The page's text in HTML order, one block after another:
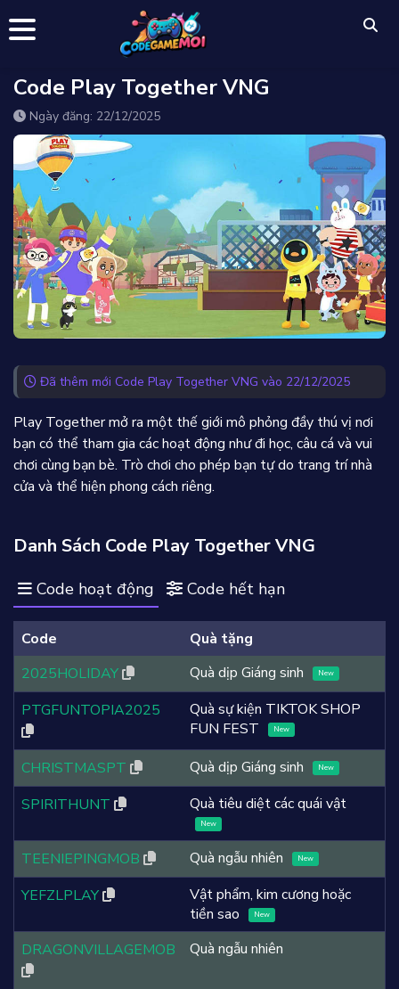
Code Play Together VNG
Ngày đăng: 22/12/2025
Đã thêm mới Code Play Together VNG vào 22/12/2025
Play Together mở ra một thế giới mô phỏng đầy thú vị nơi
bạn có thể tham gia các hoạt động như đi học, câu cá và vui
chơi cùng bạn bè. Trò chơi cho phép bạn tự do trang trí nhà
cửa và thể hiện phong cách riêng.
Danh Sách Code Play Together VNG
Code hoạt động Code hết hạn
Code
Quà tặng
2025HOLIDAY
Quà dịp Giáng sinh New
PTGFUNTOPIA2025
Quà sự kiện TIKTOK SHOP
FUN FEST
New
CHRISTMASPT Quà dịp Giáng sinh New
SPIRITHUNT Quà tiêu diệt các quái vật
New
TEENIEPINGMOB Quà ngẫu nhiên New
YEFZLPLAY
Vật phẩm, kim cương hoặc
tiền sao
New
DRAGONVILLAGEMOB Quà ngẫu nhiên